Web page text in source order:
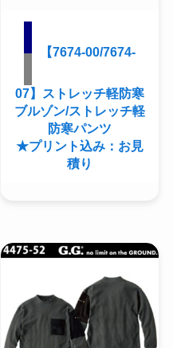
【7674-00/7674-
07】ストレッチ軽防寒
ブルゾン/ストレッチ軽
防寒パンツ
★プリント込み：お見
積り